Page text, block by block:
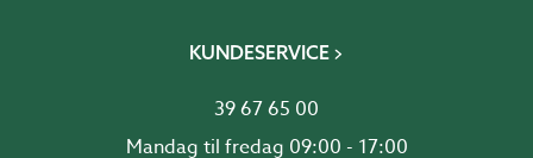
KUNDESERVICE
39 67 65 00
Mandag til fredag 09:00 - 17:00